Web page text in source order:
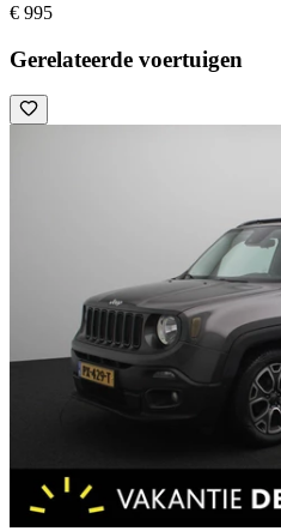
€ 995
Gerelateerde voertuigen